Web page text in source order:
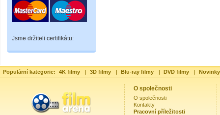
Jsme držiteli certifikátu:
Populární kategorie: 4K filmy | 3D filmy | Blu-ray filmy | DVD filmy |
O společnosti
O společnosti
Kontakty
Pracovní příležitosti